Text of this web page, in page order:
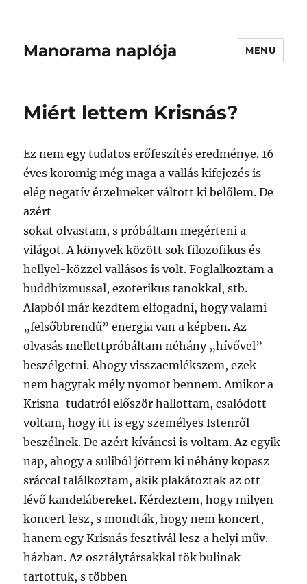
Manorama naplója MENU
Miért lettem Krisnás?
Ez nem egy tudatos erőfeszítés eredménye. 16
éves koromig még maga a vallás kifejezés is
elég negatív érzelmeket váltott ki belőlem. De
azért
sokat olvastam, s próbáltam megérteni a
világot. A könyvek között sok filozofikus és
hellyel-közzel vallásos is volt. Foglalkoztam a
buddhizmussal, ezoterikus tanokkal, stb.
Alapból már kezdtem elfogadni, hogy valami
„felsőbbrendű” energia van a képben. Az
olvasás mellettpróbáltam néhány „hívővel”
beszélgetni. Ahogy visszaemlékszem, ezek
nem hagytak mély nyomot bennem. Amikor a
Krisna-tudatról először hallottam, csalódott
voltam, hogy itt is egy személyes Istenről
beszélnek. De azért kíváncsi is voltam. Az egyik
nap, ahogy a suliból jöttem ki néhány kopasz
sráccal találkoztam, akik plakátoztak az ott
lévő kandelábereket. Kérdeztem, hogy milyen
koncert lesz, s mondták, hogy nem koncert,
hanem egy Krisnás fesztivál lesz a helyi műv.
házban. Az osztálytársakkal tök bulinak
tartottuk, s többen